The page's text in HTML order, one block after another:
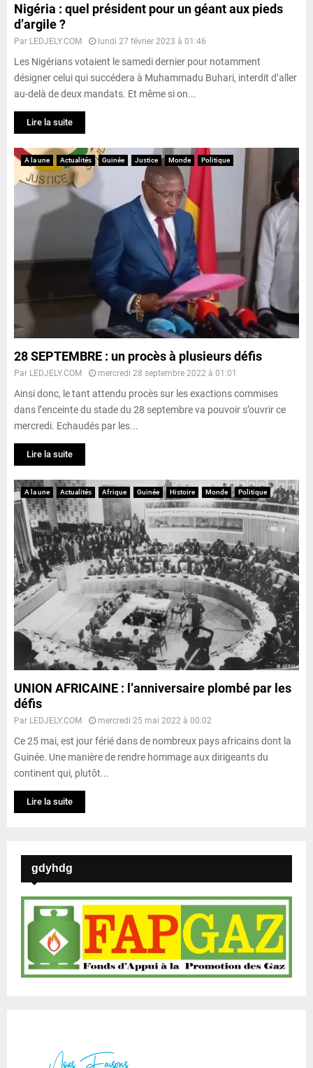
Nigéria : quel président pour un géant aux pieds
d’argile ?
Par LEDJELY.COM lundi 27 février 2023 à 01:46
Les Nigérians votaient le samedi dernier pour notamment
désigner celui qui succédera à Muhammadu Buhari, interdit d’aller
au-delà de deux mandats. Et même si on...
Lire la suite
A la une Actualités Guinée Justice Monde Politique
28 SEPTEMBRE : un procès à plusieurs défis
Par LEDJELY.COM mercredi 28 septembre 2022 à 01:01
Ainsi donc, le tant attendu procès sur les exactions commises
dans l’enceinte du stade du 28 septembre va pouvoir s’ouvrir ce
mercredi. Echaudés par les...
Lire la suite
A la une Actualités Afrique Guinée Histoire Monde Politique
UNION AFRICAINE : l’anniversaire plombé par les
défis
Par LEDJELY.COM mercredi 25 mai 2022 à 00:02
Ce 25 mai, est jour férié dans de nombreux pays africains dont la
Guinée. Une manière de rendre hommage aux dirigeants du
continent qui, plutôt...
Lire la suite
gdyhdg